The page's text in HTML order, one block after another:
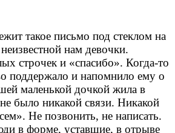
такое письмо под стеклом на
нам девочки.
строчек и «спасибо». Когда-то
поддержало и напомнило ему о
маленькой дочкой жила в
было никакой связи. Никакой
Не позвонить, не написать.
в форме, уставшие, в отрыве